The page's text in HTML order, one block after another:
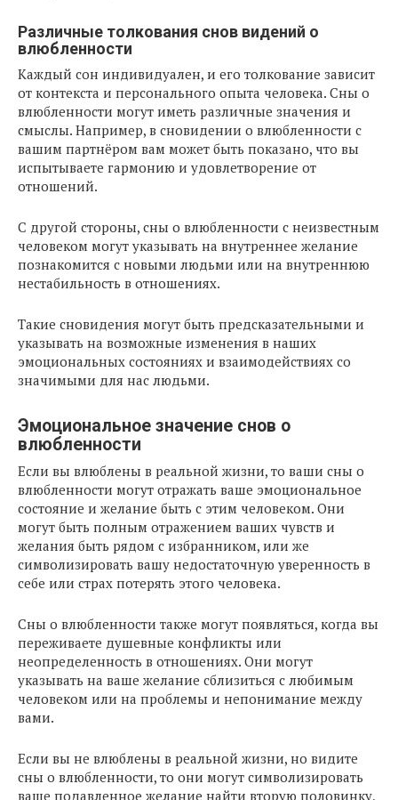
Различные толкования снов видений о
влюбленности
Каждый сон индивидуален, и его толкование зависит
от контекста и персонального опыта человека. Сны о
влюбленности могут иметь различные значения и
смыслы. Например, в сновидении о влюбленности с
вашим партнёром вам может быть показано, что вы
испытываете гармонию и удовлетворение от
отношений.
С другой стороны, сны о влюбленности с неизвестным
человеком могут указывать на внутреннее желание
познакомится с новыми людьми или на внутреннюю
нестабильность в отношениях.
Такие сновидения могут быть предсказательными и
указывать на возможные изменения в наших
эмоциональных состояниях и взаимодействиях со
значимыми для нас людьми.
Эмоциональное значение снов о
влюбленности
Если вы влюблены в реальной жизни, то ваши сны о
влюбленности могут отражать ваше эмоциональное
состояние и желание быть с этим человеком. Они
могут быть полным отражением ваших чувств и
желания быть рядом с избранником, или же
символизировать вашу недостаточную уверенность в
себе или страх потерять этого человека.
Сны о влюбленности также могут появляться, когда вы
переживаете душевные конфликты или
неопределенность в отношениях. Они могут
указывать на ваше желание сблизиться с любимым
человеком или на проблемы и непонимание между
вами.
Если вы не влюблены в реальной жизни, но видите
сны о влюбленности, то они могут символизировать
ваше подавленное желание найти вторую половинку,